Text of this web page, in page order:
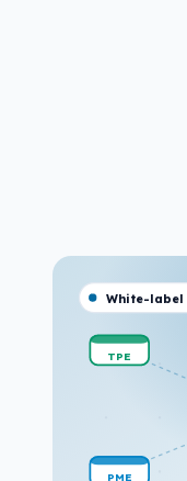
TPE
PME
White-label